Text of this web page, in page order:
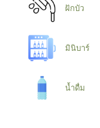
ฝักบัว
มินิบาร์
น้ำดื่ม